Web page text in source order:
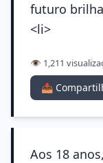
futuro
<li>
👁️ 1,211
📤
Aos 18